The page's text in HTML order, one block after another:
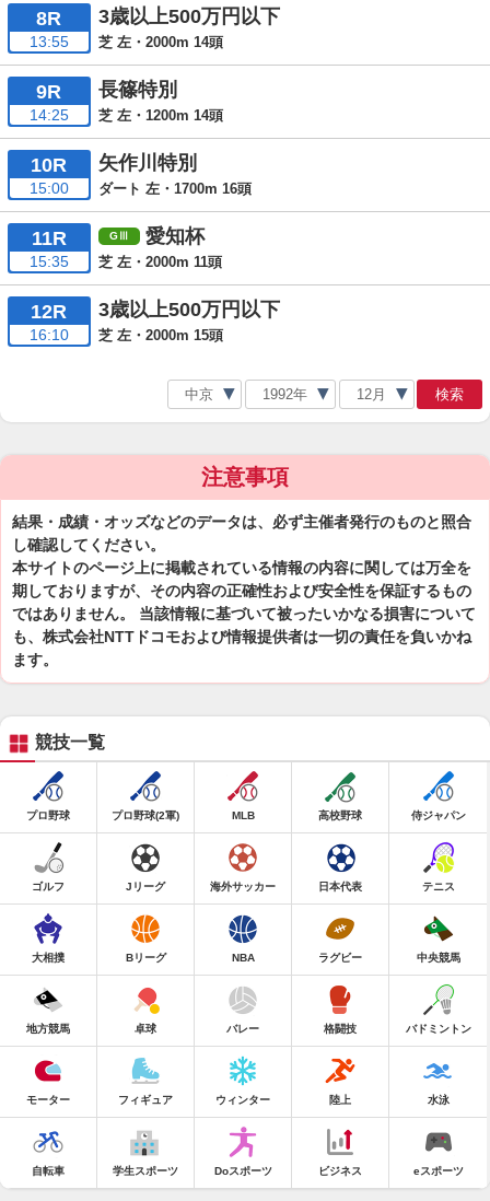
8R
13:55
3歳以上500万円以下
芝 左・2000m 14頭
9R
14:25
長篠特別
芝 左・1200m 14頭
10R
15:00
矢作川特別
ダート 左・1700m 16頭
11R
15:35
愛知杯
芝 左・2000m 11頭
12R
16:10
3歳以上500万円以下
芝 左・2000m 15頭
検索
注意事項
結果・成績・オッズなどのデータは、必ず主催者発行のものと照合
し確認してください。
本サイトのページ上に掲載されている情報の内容に関しては万全を
期しておりますが、その内容の正確性および安全性を保証するもの
ではありません。 当該情報に基づいて被ったいかなる損害について
も、株式会社NTTドコモおよび情報提供者は一切の責任を負いかね
ます。
競技一覧
プロ野球 プロ野球(2軍) MLB 高校野球 侍ジャパン
ゴルフ Jリーグ 海外サッカー 日本代表 テニス
大相撲 Bリーグ NBA ラグビー 中央競馬
地方競馬 卓球 バレー 格闘技 バドミントン
モーター フィギュア ウィンター 陸上 水泳
自転車 学生スポーツ Doスポーツ ビジネス eスポーツ